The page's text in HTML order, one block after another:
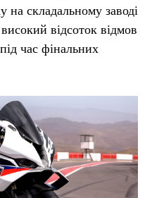
на складальному заводі
відсоток відмов
час фінальних